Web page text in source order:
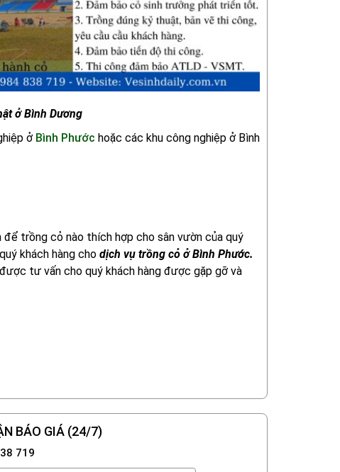
ở Bình Dương
ởBình Phước hoặc các khu công nghiệp ở Bình
trồng cỏ nào thích hợp cho sân vườn của quý
khách hàng cho dịch vụ trồng cỏ ở Bình Phước.
tư vấn cho quý khách hàng được gặp gỡ và
BÁO GIÁ (24/7)
719